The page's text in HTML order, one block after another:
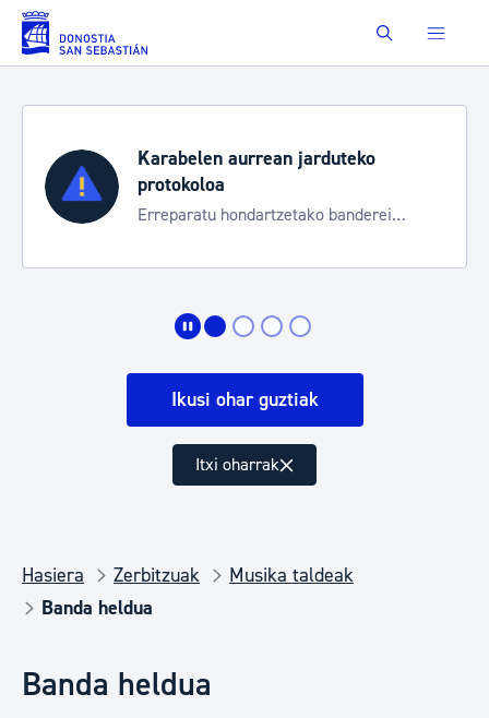
Eduki nagusira joan Buscar
Karabelen aurrean jarduteko
protokoloa
Erreparatu hondartzetako banderei
Ikusi ohar guztiak
Itxi oharrak
Hasiera Zerbitzuak
Musika taldeak
Banda heldua
Banda heldua